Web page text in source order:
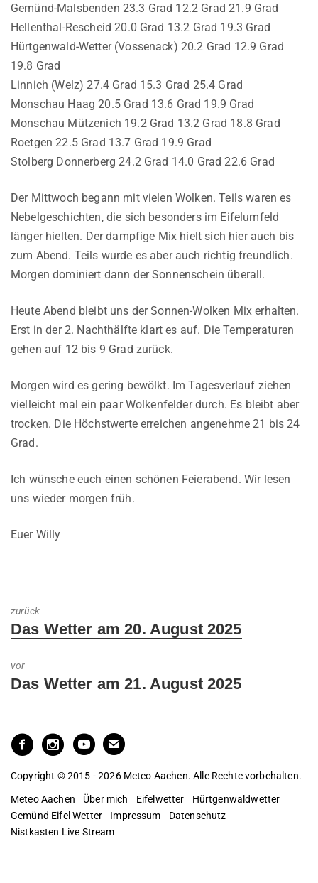
Gemünd-Malsbenden 23.3 Grad 12.2 Grad 21.9 Grad
Hellenthal-Rescheid 20.0 Grad 13.2 Grad 19.3 Grad
Hürtgenwald-Wetter (Vossenack) 20.2 Grad 12.9 Grad
19.8 Grad
Linnich (Welz) 27.4 Grad 15.3 Grad 25.4 Grad
Monschau Haag 20.5 Grad 13.6 Grad 19.9 Grad
Monschau Mützenich 19.2 Grad 13.2 Grad 18.8 Grad
Roetgen 22.5 Grad 13.7 Grad 19.9 Grad
Stolberg Donnerberg 24.2 Grad 14.0 Grad 22.6 Grad
Der Mittwoch begann mit vielen Wolken. Teils waren es
Nebelgeschichten, die sich besonders im Eifelumfeld
länger hielten. Der dampfige Mix hielt sich hier auch bis
zum Abend. Teils wurde es aber auch richtig freundlich.
Morgen dominiert dann der Sonnenschein überall.
Heute Abend bleibt uns der Sonnen-Wolken Mix erhalten.
Erst in der 2. Nachthälfte klart es auf. Die Temperaturen
gehen auf 12 bis 9 Grad zurück.
Morgen wird es gering bewölkt. Im Tagesverlauf ziehen
vielleicht mal ein paar Wolkenfelder durch. Es bleibt aber
trocken. Die Höchstwerte erreichen angenehme 21 bis 24
Grad.
Ich wünsche euch einen schönen Feierabend. Wir lesen
uns wieder morgen früh.
Euer Willy
zurück
Previous
Das Wetter am 20. August 2025
vor
Next
Das Wetter am 21. August 2025
Copyright © 2015 - 2026 Meteo Aachen. Alle Rechte vorbehalten.
Meteo Aachen Über mich Eifelwetter
Hürtgenwaldwetter
Gemünd Eifel Wetter
Impressum
Datenschutz
Nistkasten Live Stream